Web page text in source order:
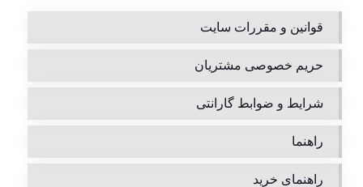
قوانین و مقررات سایت
حریم خصوصی مشتریان
شرایط و ضوابط گارانتی
راهنما
راهنمای خرید